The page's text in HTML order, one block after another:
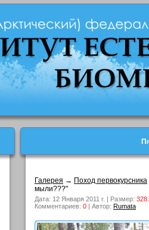
Галерея → Поход первокурсника
мыли???"
Дата: 12 Января 2011 г. | Размер:
Комментариев: 0 | Автор: Rumata